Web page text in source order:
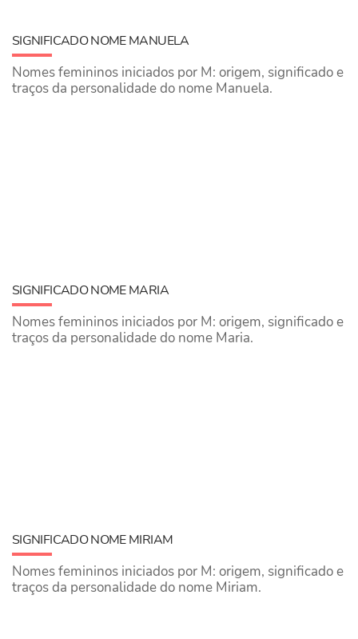
SIGNIFICADO NOME MANUELA
Nomes femininos iniciados por M: origem, significado e
traços da personalidade do nome Manuela.
SIGNIFICADO NOME MARIA
Nomes femininos iniciados por M: origem, significado e
traços da personalidade do nome Maria.
SIGNIFICADO NOME MIRIAM
Nomes femininos iniciados por M: origem, significado e
traços da personalidade do nome Miriam.